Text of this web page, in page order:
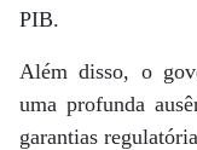
PIB.
Além disso, o
uma profunda
garantias